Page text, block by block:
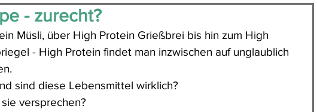
- zurecht?
Müsli, über High Protein Grießbrei bis hin zum High
- High Protein findet man inzwischen auf unglaublich
sind diese Lebensmittel wirklich?
versprechen?